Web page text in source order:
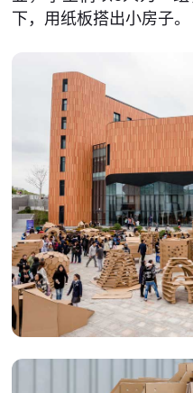
下，用纸板搭出小房子。